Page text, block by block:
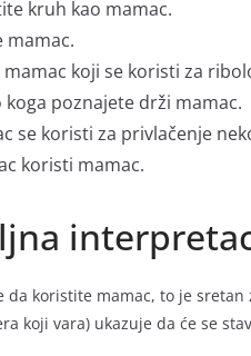
kruh kao mamac.
mamac.
mamac koji se koristi za
koga poznajete drži mamac.
se koristi za privlačenje
koristi mamac.
da koristite mamac, to je
koji vara) ukazuje da će se